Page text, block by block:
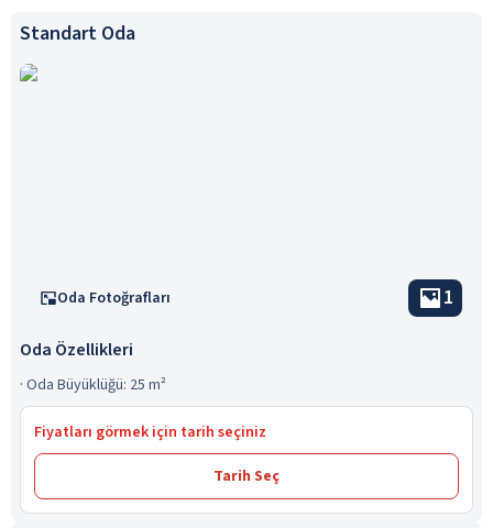
Standart Oda
Oda Fotoğrafları 1
Oda Özellikleri
· Oda Büyüklüğü: 25 m²
Fiyatları görmek için tarih seçiniz
Tarih Seç